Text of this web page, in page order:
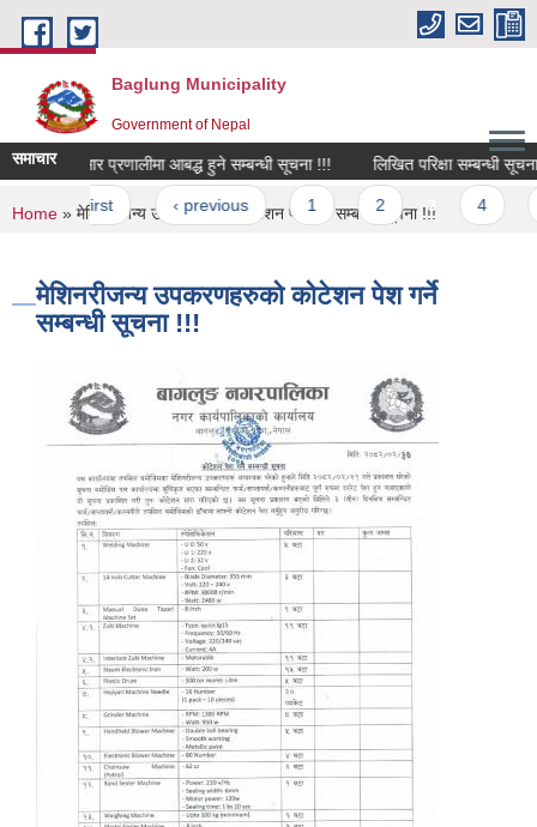
Skip to main content
Baglung Municipality
Government of Nepal
समाचार
श्रम संसार प्रणालीमा आबद्ध हुने सम्बन्धी सूचना !!! लिखित परिक्षा सम्बन्धी सूचना !!!
Pages
« first ‹ previous 1 2 3
You are here
Home » मेशिनरीजन्य उपकरणहरुको कोटेशन पेश गर्ने सम्बन्धी सूचना !!!
मेशिनरीजन्य उपकरणहरुको कोटेशन पेश गर्ने
सम्बन्धी सूचना !!!